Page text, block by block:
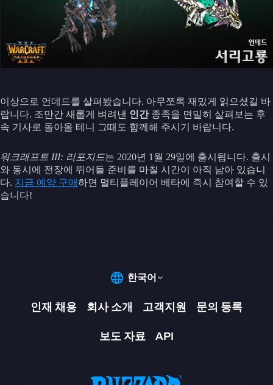
이상으로 언데드를 살펴봤습니다. 아무쪼록 재밌게 읽으셨길 바
랍니다. 조만간 새롭게 벼려낸 인간종족을 면밀히 살펴보는 후
속 기사로 돌아올 테니 그때도 함께해 주시기 바랍니다.
워크래프트 III: 리포지드는 2020년 1월 29일에 출시됩니다. 출시
와 동시에 전장에 뛰어들 준비를 마칠 시간이 아직 남아 있습니
다. 지금 예약 구매하면 멀티플레이어 베타에 즉시 참여할 수 있
습니다!